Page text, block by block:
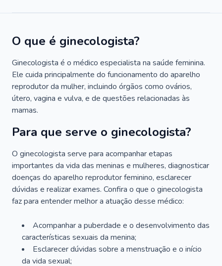
O que é ginecologista?
Ginecologista é o médico especialista na saúde feminina.
Ele cuida principalmente do funcionamento do aparelho
reprodutor da mulher, incluindo órgãos como ovários,
útero, vagina e vulva, e de questões relacionadas às
mamas.
Para que serve o ginecologista?
O ginecologista serve para acompanhar etapas
importantes da vida das meninas e mulheres, diagnosticar
doenças do aparelho reprodutor feminino, esclarecer
dúvidas e realizar exames. Confira o que o ginecologista
faz para entender melhor a atuação desse médico:
Acompanhar a puberdade e o desenvolvimento das
características sexuais da menina;
Esclarecer dúvidas sobre a menstruação e o início
da vida sexual;